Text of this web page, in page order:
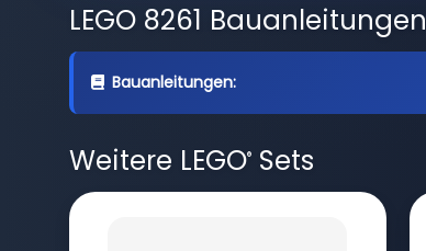
LEGO 8261 Bauanleitungen
Bauanleitungen:
Weitere LEGO®Sets